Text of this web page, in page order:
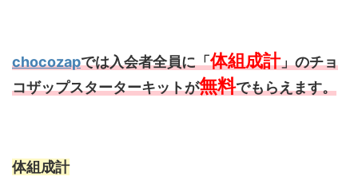
chocozapでは入会者全員に「体組成計」のチョ
コザップスターターキットが無料でもらえます。
体組成計